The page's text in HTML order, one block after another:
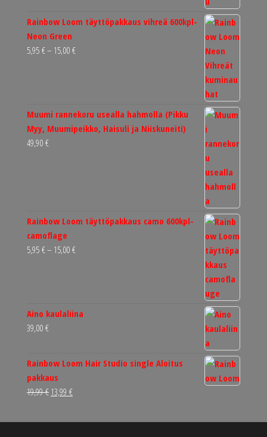
Rainbow Loom täyttöpakkaus vihreä 600kpl-
Neon Green
5,95 €– 15,00 €Hintaluokka:
Muumi rannekoru usealla hahmolla (Pikku
Myy, Muumipeikko, Haisuli ja Niiskuneiti)
49,90 €
Rainbow Loom täyttöpakkaus camo 600kpl-
camoflage
5,95 €– 15,00 €Hintaluokka:
Aino kaulaliina
39,00 €
Rainbow Loom Hair Studio single Aloitus
pakkaus
19,99€ Alkuperäinen
oli:
13,99 €Nykyinen
on: